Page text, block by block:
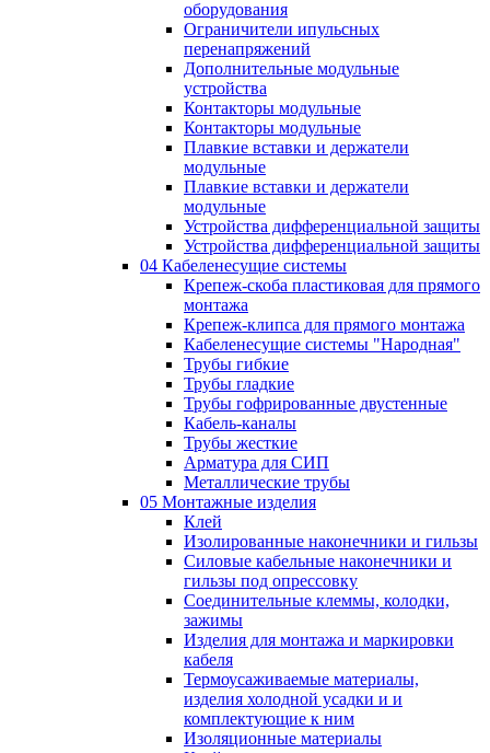
оборудования
Ограничители ипульсных
перенапряжений
Дополнительные модульные
устройства
Контакторы модульные
Контакторы модульные
Плавкие вставки и держатели
модульные
Плавкие вставки и держатели
модульные
Устройства дифференциальной защиты
Устройства дифференциальной защиты
04 Кабеленесущие системы
Крепеж-скоба пластиковая для прямого
монтажа
Крепеж-клипса для прямого монтажа
Кабеленесущие системы "Народная"
Трубы гибкие
Трубы гладкие
Трубы гофрированные двустенные
Кабель-каналы
Трубы жесткие
Арматура для СИП
Металлические трубы
05 Монтажные изделия
Клей
Изолированные наконечники и гильзы
Силовые кабельные наконечники и
гильзы под опрессовку
Соединительные клеммы, колодки,
зажимы
Изделия для монтажа и маркировки
кабеля
Термоусаживаемые материалы,
изделия холодной усадки и и
комплектующие к ним
Изоляционные материалы